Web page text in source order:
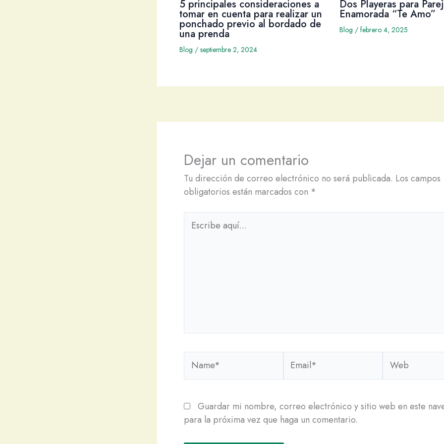
5 principales consideraciones a
tomar en cuenta para realizar un
ponchado previo al bordado de
una prenda
Blog / septiembre 2, 2024
Dos Playeras para
Enamorada “Te Amo”
Blog / febrero 4, 2025
Dejar un comentario
Tu dirección de correo electrónico no será publicada. Los campos
obligatorios están marcados con *
Escribe
aquí...
Guardar mi nombre, correo electrónico y sitio web en este
para la próxima vez que haga un comentario.